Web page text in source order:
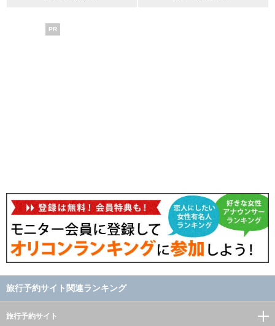
PR
旅行予約サイト関連ランキング
旅行予約サイト